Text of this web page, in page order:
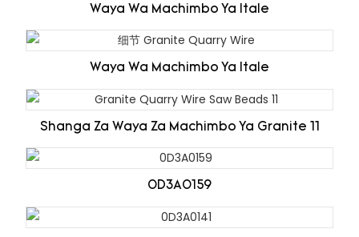
Waya Wa Machimbo Ya Itale
Waya Wa Machimbo Ya Itale
Shanga Za Waya Za Machimbo Ya Granite 11
0D3A0159